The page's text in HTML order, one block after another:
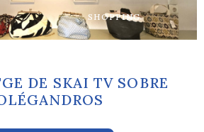
SHOPPING
DE SKAI TV SOBRE